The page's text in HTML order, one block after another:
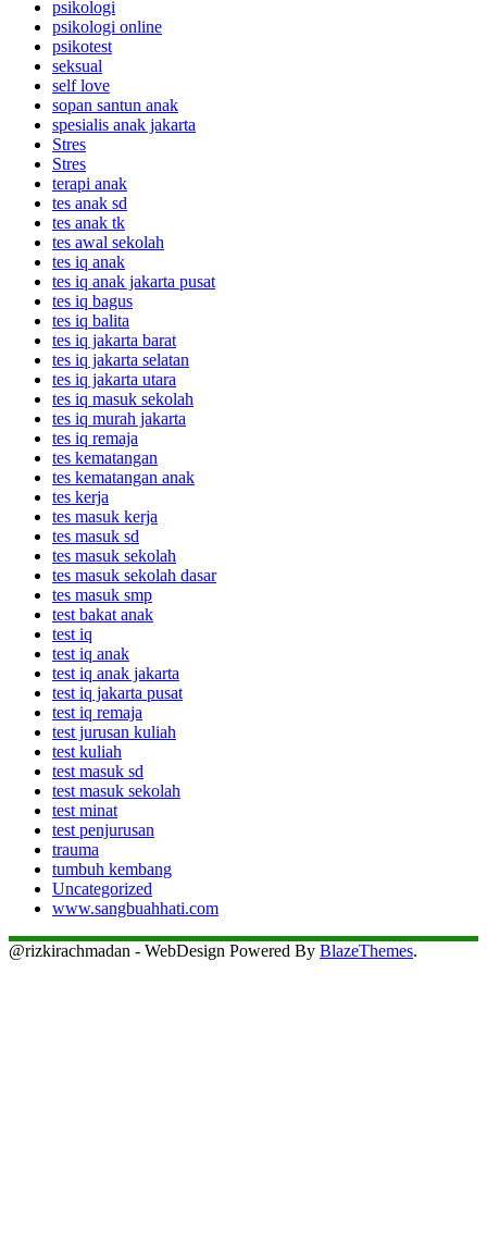
psikologi
psikologi online
psikotest
seksual
self love
sopan santun anak
spesialis anak jakarta
Stres
Stres
terapi anak
tes anak sd
tes anak tk
tes awal sekolah
tes iq anak
tes iq anak jakarta pusat
tes iq bagus
tes iq balita
tes iq jakarta barat
tes iq jakarta selatan
tes iq jakarta utara
tes iq masuk sekolah
tes iq murah jakarta
tes iq remaja
tes kematangan
tes kematangan anak
tes kerja
tes masuk kerja
tes masuk sd
tes masuk sekolah
tes masuk sekolah dasar
tes masuk smp
test bakat anak
test iq
test iq anak
test iq anak jakarta
test iq jakarta pusat
test iq remaja
test jurusan kuliah
test kuliah
test masuk sd
test masuk sekolah
test minat
test penjurusan
trauma
tumbuh kembang
Uncategorized
www.sangbuahhati.com
@rizkirachmadan - WebDesign Powered By BlazeThemes.